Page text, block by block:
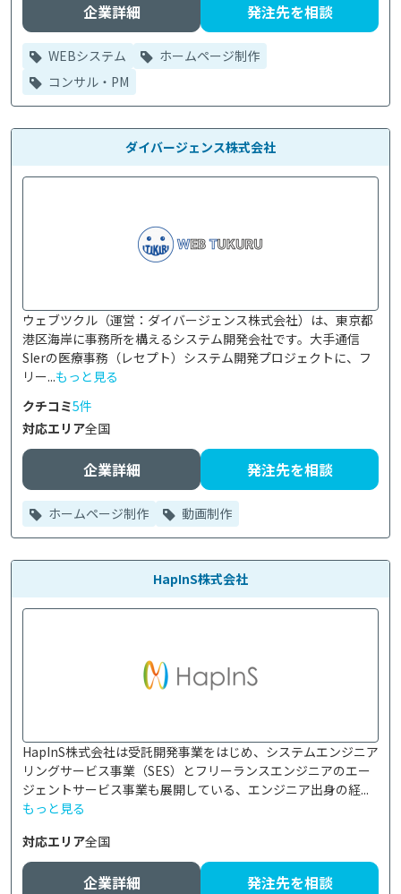
企業詳細 発注先を相談
WEBシステム
ホームページ制作
コンサル・PM
ダイバージェンス株式会社
ウェブツクル（運営：ダイバージェンス株式会社）は、東京都
港区海岸に事務所を構えるシステム開発会社です。大手通信
SIerの医療事務（レセプト）システム開発プロジェクトに、フ
リー...もっと見る
クチコミ5件
対応エリア全国
企業詳細 発注先を相談
ホームページ制作 動画制作
HapInS株式会社
HapInS株式会社は受託開発事業をはじめ、システムエンジニア
リングサービス事業（SES）とフリーランスエンジニアのエー
ジェントサービス事業も展開している、エンジニア出身の経...
もっと見る
対応エリア全国
企業詳細 発注先を相談